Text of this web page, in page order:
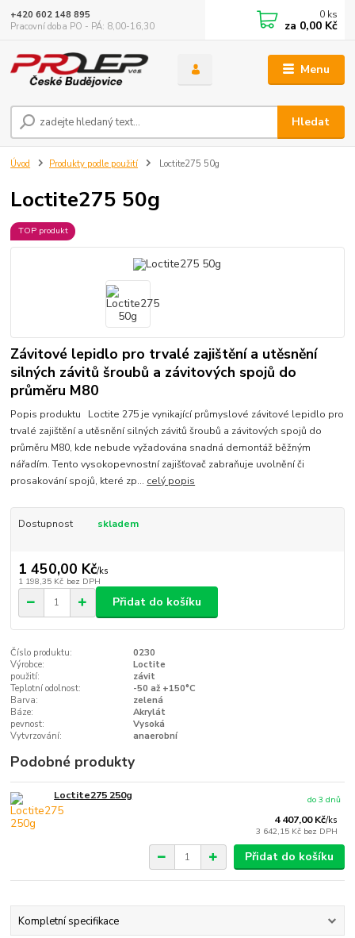
Menu
Hledat
+420 602 148 895
Pracovní doba PO - PÁ: 8,00-16,30
0 ks
za 0,00 Kč
Úvod Produkty podle použití Loctite275 50g
Loctite275 50g
TOP produkt
Závitové lepidlo pro trvalé zajištění a utěsnění
silných závitů šroubů a závitových spojů do
průměru M80
Popis produktu Loctite 275 je vynikající průmyslové závitové lepidlo pro
trvalé zajištění a utěsnění silných závitů šroubů a závitových spojů do
průměru M80, kde nebude vyžadována snadná demontáž běžným
nářadím. Tento vysokopevnostní zajišťovač zabraňuje uvolnění či
prosakování spojů, které zp... celý popis
Dostupnost skladem
1 450,00 Kč/ks
1 198,35 Kč bez DPH
Přidat do košíku
Číslo produktu:
0230
Výrobce:
Loctite
použití:
závit
Teplotní odolnost:
-50 až +150°C
Barva:
zelená
Báze:
Akrylát
pevnost:
Vysoká
Vytvrzování:
anaerobní
Podobné produkty
Loctite275 250g
4 407,00 Kč/ks
3 642,15 Kč bez DPH
do 3 dnů
Přidat do košíku
Kompletní specifikace